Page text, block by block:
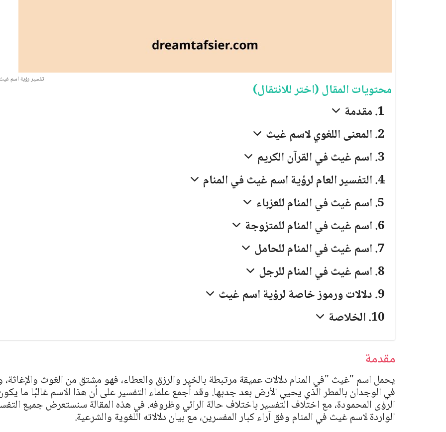
تفسير رؤية اسم
محتويات المقال (اختر للانتقال)
مقدمة
المعنى اللغوي لاسم غيث
اسم غيث في القرآن الكريم
التفسير العام لرؤية اسم غيث في المنام
اسم غيث في المنام للعزباء
اسم غيث في المنام للمتزوجة
اسم غيث في المنام للحامل
اسم غيث في المنام للرجل
دلالات ورموز خاصة لرؤية اسم غيث
الخلاصة
مقدمة
يحمل اسم"غيث"في المنام دلالات عميقة مرتبطة بالخير والرزق والعطاء، فهو مشتق من الغوث
في الوجدان بالمطر الذي يحيي الأرض بعد جدبها. وقد أجمع علماء التفسير على أن هذا الاسم غالبًا ما
الرؤى المحمودة، مع اختلاف التفسير باختلاف حالة الرائي وظروفه. في هذه المقالة سنستعرض جميع
الواردة لاسم غيث في المنام وفق آراء كبار المفسرين، مع بيان دلالاته اللغوية والشرعية.